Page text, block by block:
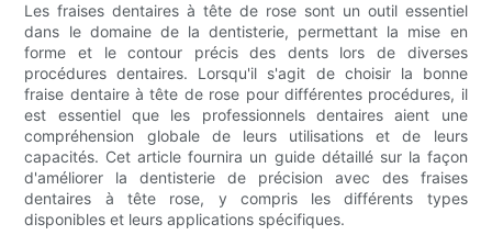
Les fraises dentaires à tête de rose sont un outil essentiel
dans le domaine de la dentisterie, permettant la mise en
forme et le contour précis des dents lors de diverses
procédures dentaires. Lorsqu'il s'agit de choisir la bonne
fraise dentaire à tête de rose pour différentes procédures, il
est essentiel que les professionnels dentaires aient une
compréhension globale de leurs utilisations et de leurs
capacités. Cet article fournira un guide détaillé sur la façon
d'améliorer la dentisterie de précision avec des fraises
dentaires à tête rose, y compris les différents types
disponibles et leurs applications spécifiques.